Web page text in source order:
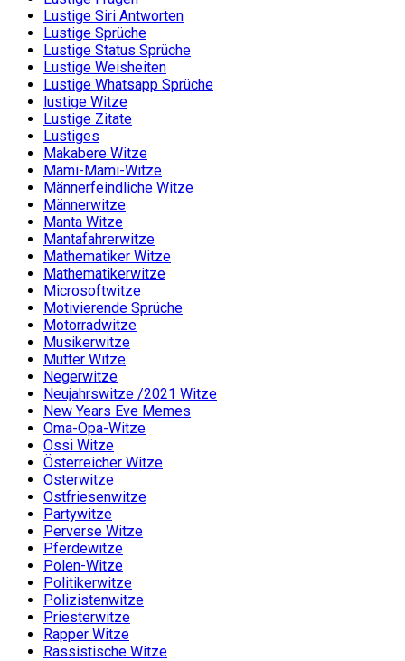
Lustige Siri Antworten
Lustige Sprüche
Lustige Status Sprüche
Lustige Weisheiten
Lustige Whatsapp Sprüche
lustige Witze
Lustige Zitate
Lustiges
Makabere Witze
Mami-Mami-Witze
Männerfeindliche Witze
Männerwitze
Manta Witze
Mantafahrerwitze
Mathematiker Witze
Mathematikerwitze
Microsoftwitze
Motivierende Sprüche
Motorradwitze
Musikerwitze
Mutter Witze
Negerwitze
Neujahrswitze /2021 Witze
New Years Eve Memes
Oma-Opa-Witze
Ossi Witze
Österreicher Witze
Osterwitze
Ostfriesenwitze
Partywitze
Perverse Witze
Pferdewitze
Polen-Witze
Politikerwitze
Polizistenwitze
Priesterwitze
Rapper Witze
Rassistische Witze